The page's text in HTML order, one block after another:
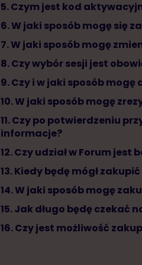
5. Czym jest kod
6. W jaki sposób mogę się
7. W jaki sposób mogę
8. Czy wybór sesji jest
9. Czy i w jaki sposób
10. W jaki sposób mogę
11. Czy po potwierdzeniu
informacje?
12. Czy udział w Forum jest
13. Kiedy będę mógł
14. W jaki sposób mogę
15. Jak długo będę czekać
16. Czy jest możliwość